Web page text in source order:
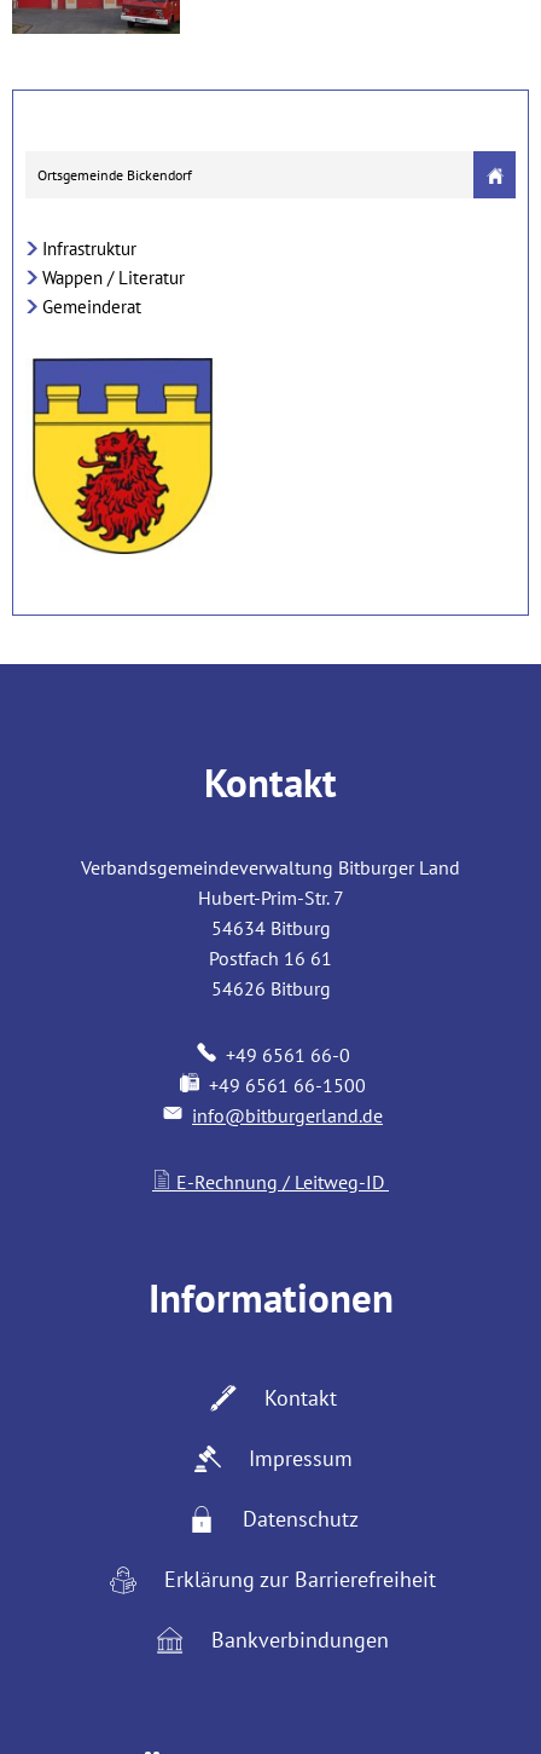
Ortsgemeinde Bickendorf
Infrastruktur
Wappen / Literatur
Gemeinderat
Kontakt
Verbandsgemeindeverwaltung Bitburger Land
Hubert-Prim-Str. 7
54634 Bitburg
Postfach 16 61
54626 Bitburg
+49 6561 66-0
+49 6561 66-1500
info@bitburgerland.de
E-Rechnung / Leitweg-ID
Informationen
Kontakt
Impressum
Datenschutz
Erklärung zur Barrierefreiheit
Bankverbindungen